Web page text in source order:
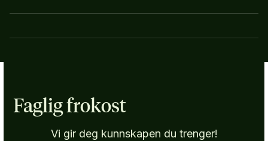
Faglig frokost
Vi gir deg kunnskapen du trenger!